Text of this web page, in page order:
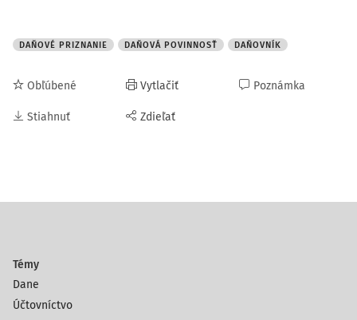
DAŇOVÉ PRIZNANIE DAŇOVÁ POVINNOSŤ DAŇOVNÍK
Obľúbené
Stiahnuť
Vytlačiť
Zdieľať
Poznámka
Témy
Dane
Účtovníctvo